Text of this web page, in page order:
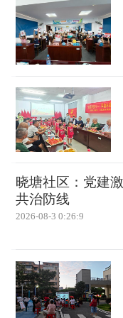
晓塘社区：党建
共治防线
2026-08-3 0:26:9